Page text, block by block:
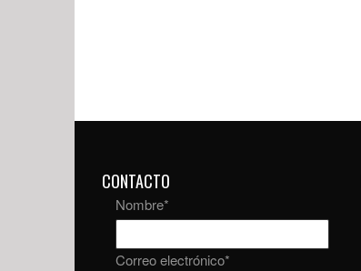
CONTACTO
Nombre*
Correo electrónico*